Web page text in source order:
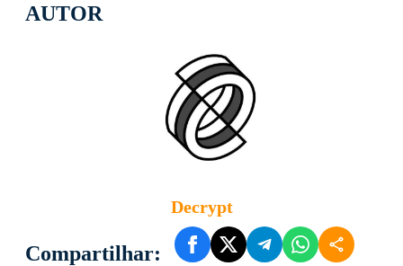
AUTOR
Decrypt
Compartilhar: